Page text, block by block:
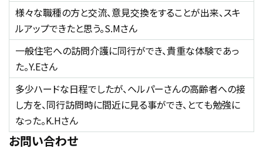
様々な職種の方と交流、意見交換をすることが出来、スキ
ルアップできたと思う。S.Mさん
一般住宅への訪問介護に同行ができ、貴重な体験であっ
た。Y.Eさん
多少ハードな日程でしたが、ヘルパーさんの高齢者への接
し方を、同行訪問時に間近に見る事ができ、とても勉強に
なった。K.Hさん
お問い合わせ